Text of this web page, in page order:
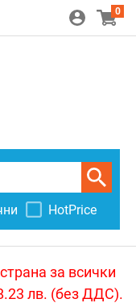
0
HotPrice
за всички
лв. (без ДДС).